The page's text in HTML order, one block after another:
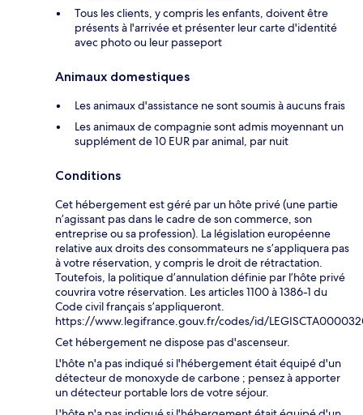
Tous les clients, y compris les enfants, doivent être
présents à l'arrivée et présenter leur carte d'identité
avec photo ou leur passeport
Animaux domestiques
Les animaux d'assistance ne sont soumis à aucuns frais
Les animaux de compagnie sont admis moyennant un
supplément de 10 EUR par animal, par nuit
Conditions
Cet hébergement est géré par un hôte privé (une partie
n’agissant pas dans le cadre de son commerce, son
entreprise ou sa profession). La législation européenne
relative aux droits des consommateurs ne s’appliquera pas
à votre réservation, y compris le droit de rétractation.
Toutefois, la politique d’annulation définie par l’hôte privé
couvrira votre réservation. Les articles 1100 à 1386-1 du
Code civil français s’appliqueront.
https://www.legifrance.gouv.fr/codes/id/
Cet hébergement ne dispose pas d'ascenseur.
L'hôte n'a pas indiqué si l'hébergement était équipé d'un
détecteur de monoxyde de carbone ; pensez à apporter
un détecteur portable lors de votre séjour.